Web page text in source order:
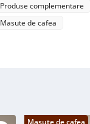
Produse complementare
Masute de cafea
Masute de cafea